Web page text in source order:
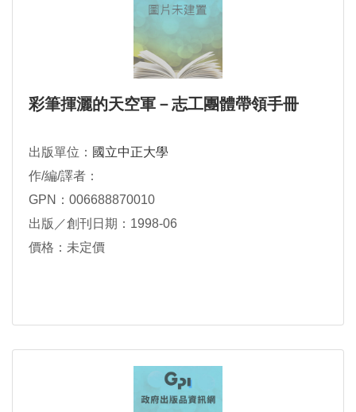
彩筆揮灑的天空軍－志工團體帶領手冊
出版單位： 國立中正大學
作/編/譯者：
GPN：006688870010
出版／創刊日期：1998-06
價格：未定價